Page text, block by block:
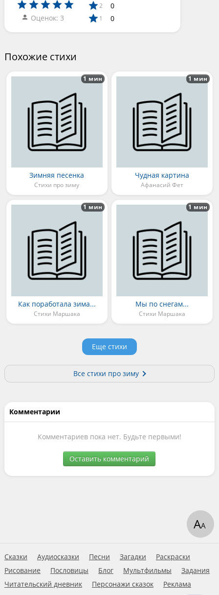
Оценок: 3
2 0
1 0
Похожие стихи
Зимняя песенка
Стихи про зиму
1 мин
Чудная картина
Афанасий Фет
1 мин
Как поработала зима...
Стихи Маршака
1 мин
Мы по снегам...
Стихи Маршака
1 мин
Еще стихи
Все стихи про зиму
Комментарии
Комментариев пока нет. Будьте первыми!
Оставить комментарий
Сказки Аудиосказки Песни Загадки
Раскраски
Рисование
Пословицы Блог Мультфильмы
Задания
Читательский дневник
Персонажи сказок
Реклама
АА